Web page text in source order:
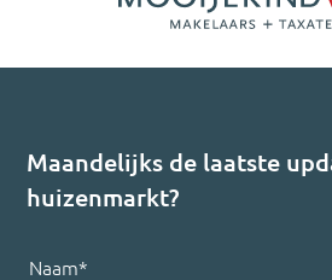
Maandelijks de laatste
huizenmarkt?
Naam*